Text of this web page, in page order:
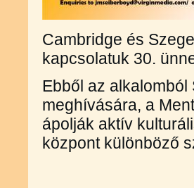
Cambridge és
kapcsolatuk 30.
Ebből az
meghívására, a
ápolják aktív
központ különböző